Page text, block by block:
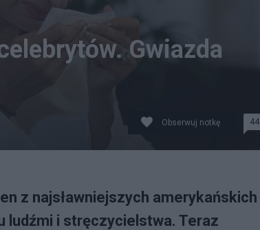
Gwiazda
Obserwuj notkę 44
z najsławniejszych amerykańskich
ludźmi i stręczycielstwa. Teraz